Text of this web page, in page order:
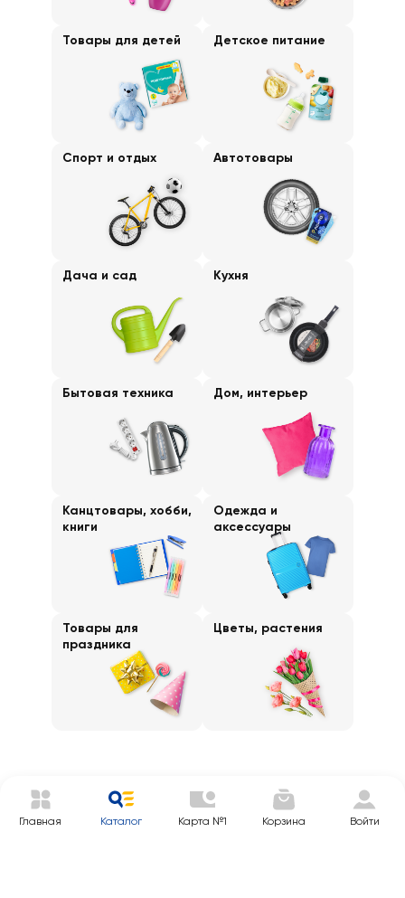
Товары для детей Детское питание
Спорт и отдых Автотовары
Дача и сад Кухня
Бытовая техника Дом, интерьер
Канцтовары, хобби,
книги
Одежда и
аксессуары
Товары для
праздника
Цветы, растения
Главная Каталог Карта №1 Корзина Войти